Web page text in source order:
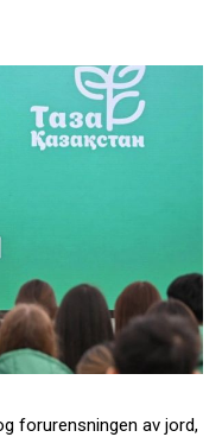
forurensningen av jord,